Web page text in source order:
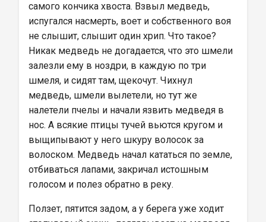
самого кончика хвоста. Взвыл медведь,
испугался насмерть, воет и собственного воя
не слышит, слышит один хрип. Что такое?
Никак медведь не догадается, что это шмели
залезли ему в ноздри, в каждую по три
шмеля, и сидят там, щекочут. Чихнул
медведь, шмели вылетели, но тут же
налетели пчелы и начали язвить медведя в
нос. А всякие птицы тучей вьются кругом и
выщипывают у него шкуру волосок за
волоском. Медведь начал кататься по земле,
отбиваться лапами, закричал истошным
голосом и полез обратно в реку.
Ползет, пятится задом, а у берега уже ходит